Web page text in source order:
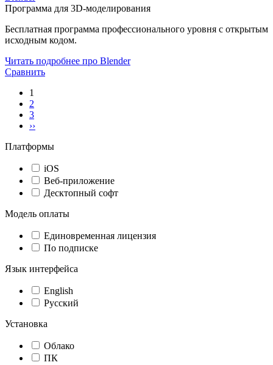
Программа для 3D-моделирования
Бесплатная программа профессионального уровня с открытым
исходным кодом.
Читать подробнее про Blender
Сравнить
1
2
3
››
Платформы
iOS
Веб-приложение
Десктопный софт
Модель оплаты
Единовременная лицензия
По подписке
Язык интерфейса
English
Русский
Установка
Облако
ПК